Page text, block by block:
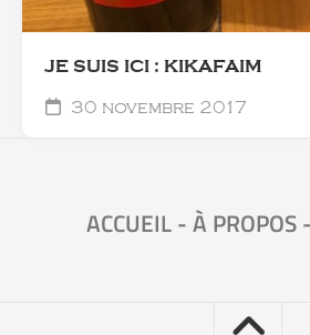
JE SUIS ICI : KIKAFAIM
30 novembre 2017
ACCUEIL-À PROPOS-